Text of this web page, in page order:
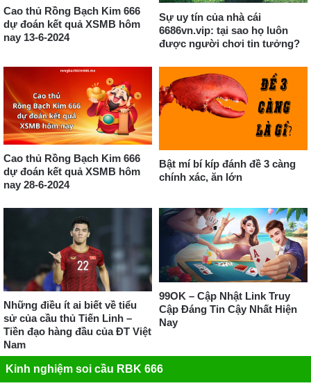
Cao thủ Rồng Bạch Kim 666
dự đoán kết quả XSMB hôm
nay 13-6-2024
Sự uy tín của nhà cái
6686vn.vip: tại sao họ luôn
được người chơi tin tưởng?
Cao thủ Rồng Bạch Kim 666
dự đoán kết quả XSMB hôm
nay 28-6-2024
Bật mí bí kíp đánh đề 3 càng
chính xác, ăn lớn
Những điều ít ai biết về tiểu
sử của cầu thủ Tiến Linh –
Tiền đạo hàng đầu của ĐT Việt
Nam
99OK – Cập Nhật Link Truy
Cập Đáng Tin Cậy Nhất Hiện
Nay
Kinh nghiệm soi cầu RBK 666